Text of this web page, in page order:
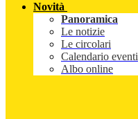
Novità
Panoramica
Le notizie
Le circolari
Calendario eventi
Albo online